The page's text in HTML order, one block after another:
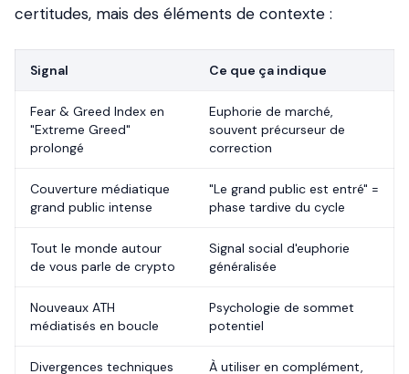
certitudes, mais des éléments de contexte :
Signal Ce que ça indique
Fear & Greed Index en
"Extreme Greed"
prolongé
Euphorie de marché,
souvent précurseur de
correction
Couverture médiatique
grand public intense
"Le grand public est entré" =
phase tardive du cycle
Tout le monde autour
de vous parle de crypto
Signal social d'euphorie
généralisée
Nouveaux ATH
médiatisés en boucle
Psychologie de sommet
potentiel
Divergences techniques
À utiliser en complément,